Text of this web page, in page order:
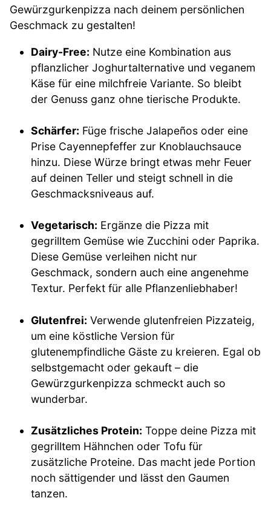
Gewürzgurkenpizza nach deinem persönlichen
Geschmack zu gestalten!
Dairy-Free: Nutze eine Kombination aus
pflanzlicher Joghurtalternative und veganem
Käse für eine milchfreie Variante. So bleibt
der Genuss ganz ohne tierische Produkte.
Schärfer: Füge frische Jalapeños oder eine
Prise Cayennepfeffer zur Knoblauchsauce
hinzu. Diese Würze bringt etwas mehr Feuer
auf deinen Teller und steigt schnell in die
Geschmacksniveaus auf.
Vegetarisch: Ergänze die Pizza mit
gegrilltem Gemüse wie Zucchini oder Paprika.
Diese Gemüse verleihen nicht nur
Geschmack, sondern auch eine angenehme
Textur. Perfekt für alle Pflanzenliebhaber!
Glutenfrei: Verwende glutenfreien Pizzateig,
um eine köstliche Version für
glutenempfindliche Gäste zu kreieren. Egal ob
selbstgemacht oder gekauft – die
Gewürzgurkenpizza schmeckt auch so
wunderbar.
Zusätzliches Protein: Toppe deine Pizza mit
gegrilltem Hähnchen oder Tofu für
zusätzliche Proteine. Das macht jede Portion
noch sättigender und lässt den Gaumen
tanzen.